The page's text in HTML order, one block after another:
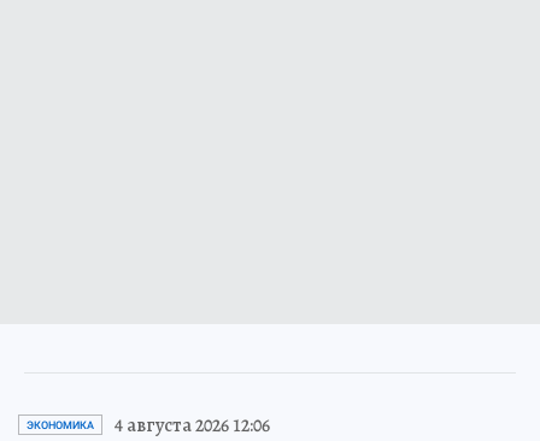
ЭКОНОМИКА 4 августа 2026 12:06